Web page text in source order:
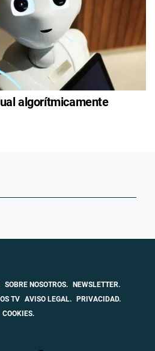
algorítmicamente
SOBRE NOSOTROS. NEWSLETTER.
TV AVISO LEGAL. PRIVACIDAD.
COOKIES.